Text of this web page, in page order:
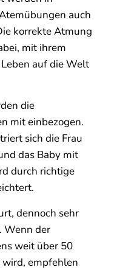
auch
korrekte Atmung
mit ihrem
auf die Welt
die
mit einbezogen.
sich die Frau
das Baby mit
durch richtige
dennoch sehr
. Wenn der
weit über 50
empfehlen